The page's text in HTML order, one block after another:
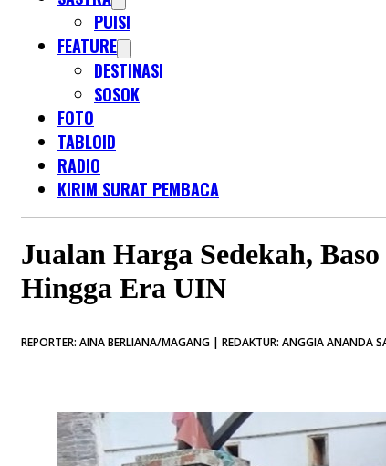
PUISI
FEATURE
DESTINASI
SOSOK
FOTO
TABLOID
RADIO
KIRIM SURAT PEMBACA
Jualan Harga Sedekah,
Hingga Era UIN
REPORTER: AINA BERLIANA/MAGANG | REDAKTUR: ANGGIA ANANDA